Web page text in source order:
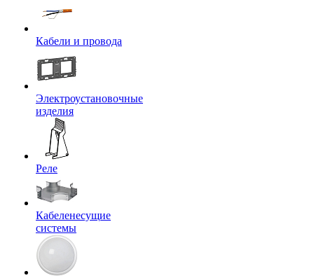
Кабели и провода
Электроустановочные
изделия
Реле
Кабеленесущие
системы